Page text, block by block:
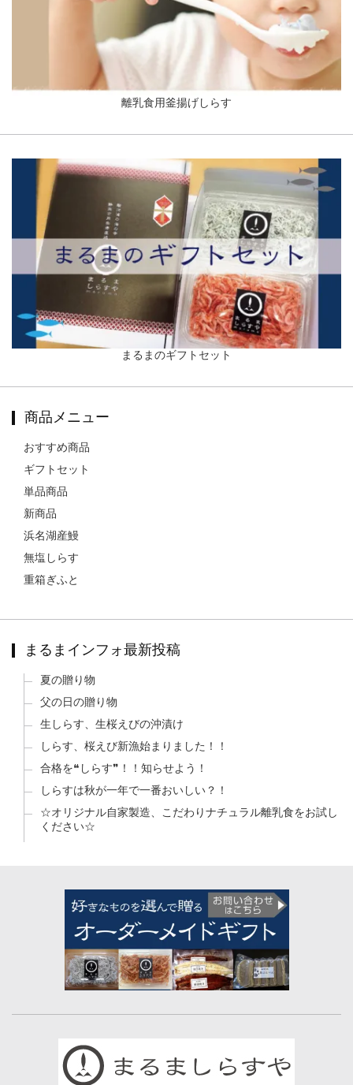
離乳食用釜揚げしらす
まるまのギフトセット
商品メニュー
おすすめ商品
ギフトセット
単品商品
新商品
浜名湖産鰻
無塩しらす
重箱ぎふと
まるまインフォ最新投稿
夏の贈り物
父の日の贈り物
生しらす、生桜えびの沖漬け
しらす、桜えび新漁始まりました！！
合格を❝しらす❞！！知らせよう！
しらすは秋が一年で一番おいしい？！
☆オリジナル自家製造、こだわりナチュラル離乳食をお試し
ください☆